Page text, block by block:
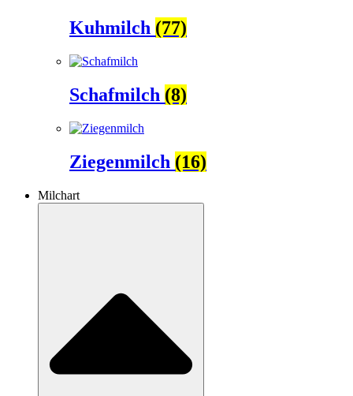
Kuhmilch (77)
Schafmilch (8)
Ziegenmilch (16)
Milchart